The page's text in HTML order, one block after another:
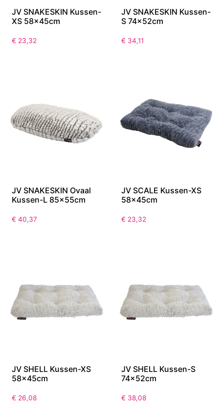
JV SNAKESKIN Kussen-
XS 58x45cm
€ 23,32
JV SNAKESKIN Kussen-
S 74x52cm
€ 34,11
JV SNAKESKIN Ovaal
Kussen-L 85x55cm
€ 40,37
JV SCALE Kussen-XS
58x45cm
€ 23,32
JV SHELL Kussen-XS
58x45cm
€ 26,08
JV SHELL Kussen-S
74x52cm
€ 38,08